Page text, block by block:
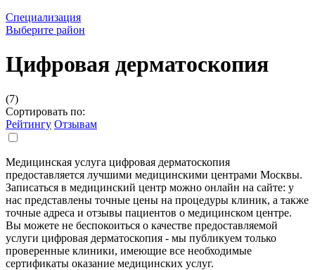
Специализация
Выберите район
Цифровая дерматоскопия
(7)
Сортировать по:
Рейтингу Отзывам
Медицинская услуга цифровая дерматоскопия
предоставляется лучшими медицинскими центрами Москвы.
Записаться в медицинский центр можно онлайн на сайте: у
нас представлены точные цены на процедуры клиник, а также
точные адреса и отзывы пациентов о медицинском центре.
Вы можете не беспокоиться о качестве предоставляемой
услуги цифровая дерматоскопия - мы публикуем только
проверенные клиники, имеющие все необходимые
сертификаты оказание медицинских услуг.